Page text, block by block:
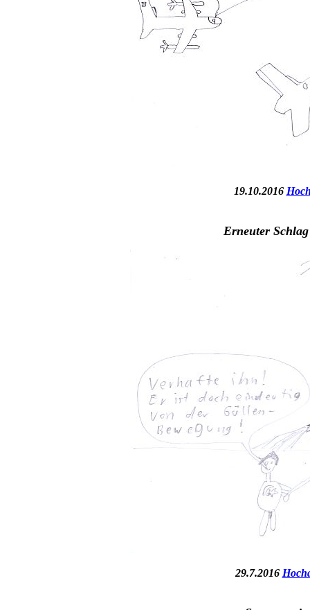
19.10.2016
Erneuter
29.7.2016